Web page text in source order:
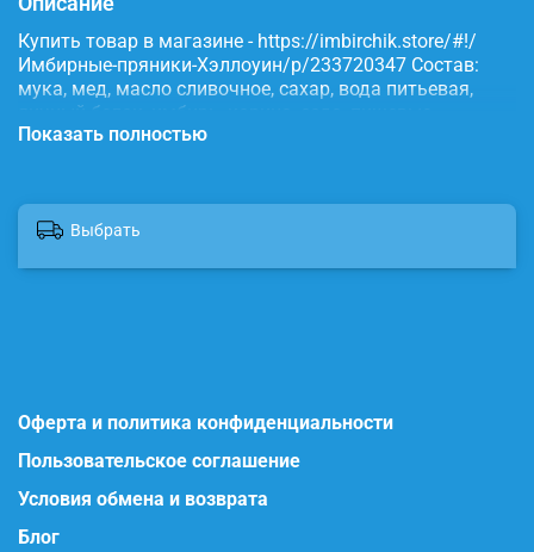
Купить товар в магазине - https://imbirchik.store/#!/
Имбирные-пряники-Хэллоуин/p/233720347 Состав:
мука, мед, масло сливочное, сахар, вода питьевая,
яичный белок, имбирь, корица, сода, пищевые
красители.
Показать полностью
Выбрать
Оферта и политика конфиденциальности
Пользовательское соглашение
Условия обмена и возврата
Блог